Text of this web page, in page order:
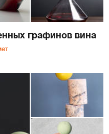
графинов вина